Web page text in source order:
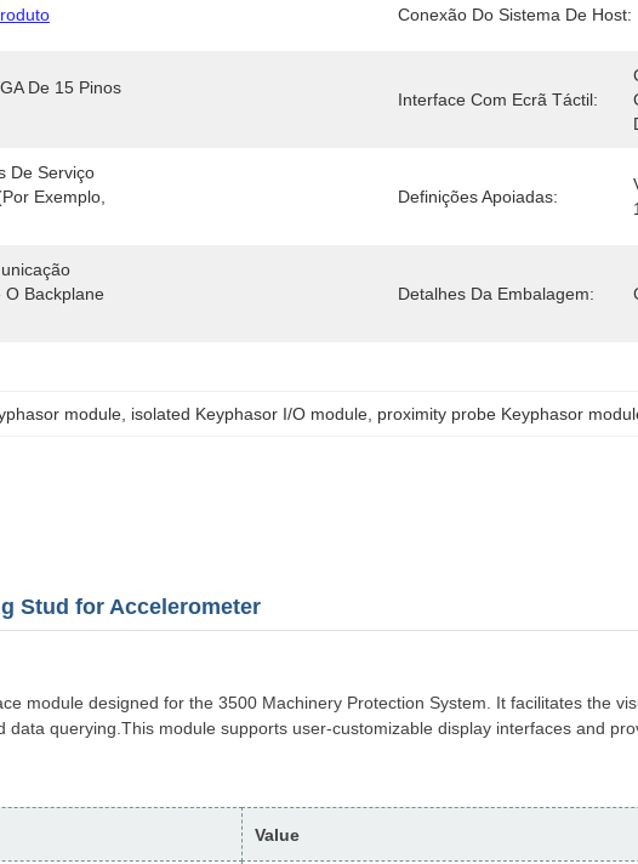
Conexão Do Sistema De Host:
De 15 Pinos
Interface Com Ecrã Táctil:
De Serviço
Exemplo,
Definições Apoiadas:
O Backplane
Detalhes Da Embalagem:
module isolated Keyphasor I/O module proximity probe Keyphasor
Stud for Accelerometer
module designed for the 3500 Machinery Protection System. It facilitates the
data querying. This module supports user-customizable display interfaces and
Value